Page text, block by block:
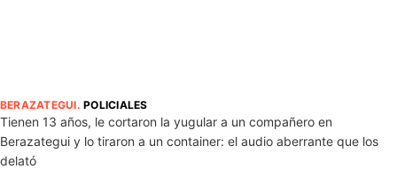
BERAZATEGUI.POLICIALES
Tienen 13 años, le cortaron la yugular a un compañero en
Berazategui y lo tiraron a un container: el audio aberrante que los
delató